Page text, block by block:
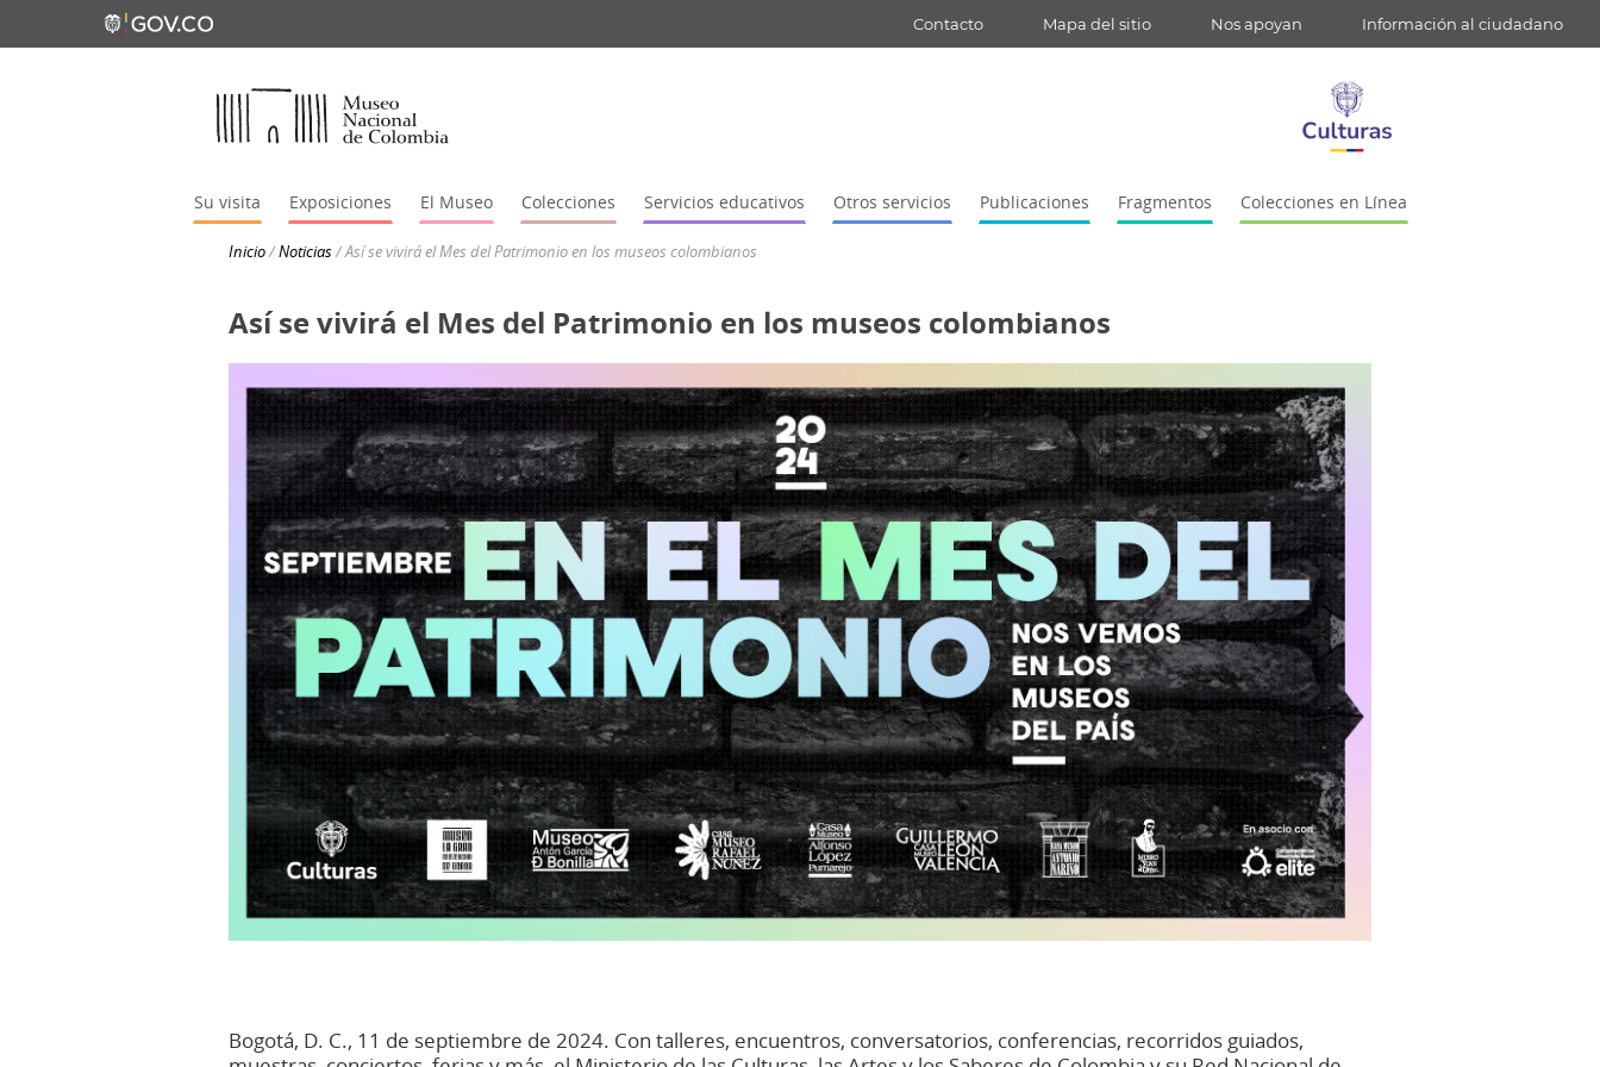
Contacto Mapa del sitio Nos apoyan Información al ciudadano
Su visita Exposiciones El Museo Colecciones Servicios educativos Otros servicios Publicaciones Fragmentos Colecciones en Línea
Inicio/Noticias/Así se vivirá el Mes del Patrimonio en los museos colombianos
Así se vivirá el Mes del Patrimonio en los museos colombianos
Bogotá, D. C., 11 de septiembre de 2024. Con talleres, encuentros, conversatorios, conferencias, recorridos guiados,